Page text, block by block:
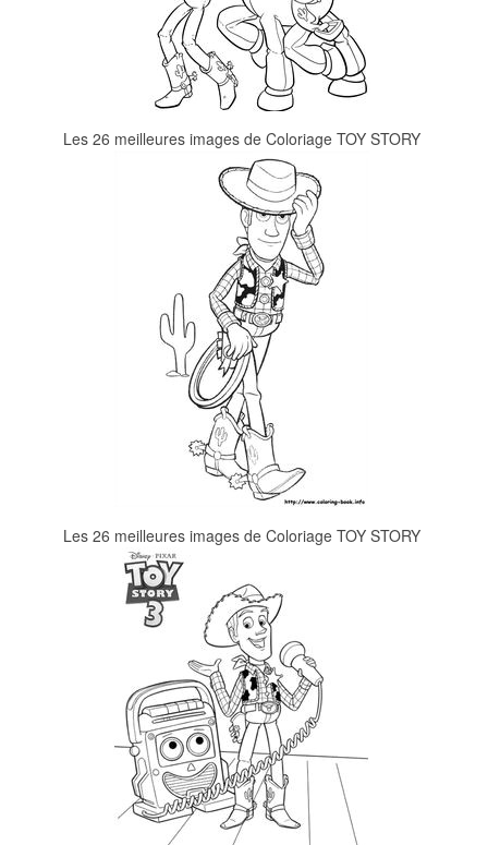
Les 26 meilleures images de Coloriage TOY STORY
Les 26 meilleures images de Coloriage TOY STORY